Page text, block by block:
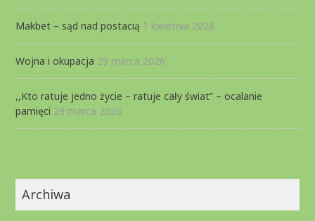
Makbet – sąd nad postacią 1 kwietnia 2026
Wojna i okupacja 29 marca 2026
,,Kto ratuje jedno życie – ratuje cały świat” – ocalanie
pamięci 29 marca 2026
Archiwa